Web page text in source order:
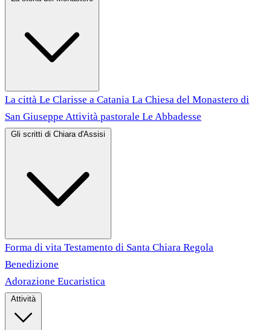
La città Le Clarisse a Catania La Chiesa del Monastero di
San Giuseppe Attività pastorale Le Abbadesse
Forma di vita Testamento di Santa Chiara Regola
Benedizione
Adorazione Eucaristica
Attività